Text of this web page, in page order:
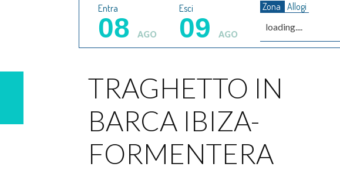
Entra
08 AGO
Esci
09 AGO
Zona Allogi
loading....
TRAGHETTO IN
BARCA IBIZA-
FORMENTERA